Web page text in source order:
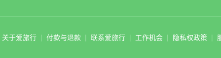
关于爱旅行 | 付款与退款 | 联系爱旅行 | 工作机会 | 隐私权政策 |